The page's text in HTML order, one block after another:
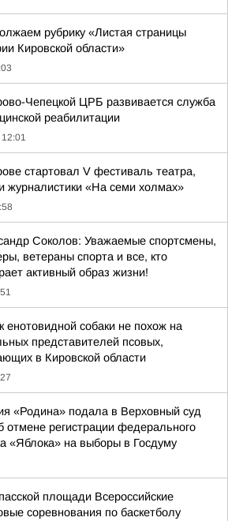
рубрику «Листая страницы
Кировской области»
Чепецкой ЦРБ развивается служба
реабилитации
12:01
стартовал V фестиваль театра,
журналистики «На семи холмах»
Соколов: Уважаемые спортсмены,
ветераны спорта и все, кто
активный образ жизни!
енотовидной собаки не похож на
представителей псовых,
в Кировской области
«Родина» подала в Верховный суд
отмене регистрации федерального
«Яблока» на выборы в Госдуму
площади Всероссийские
соревнования по баскетболу